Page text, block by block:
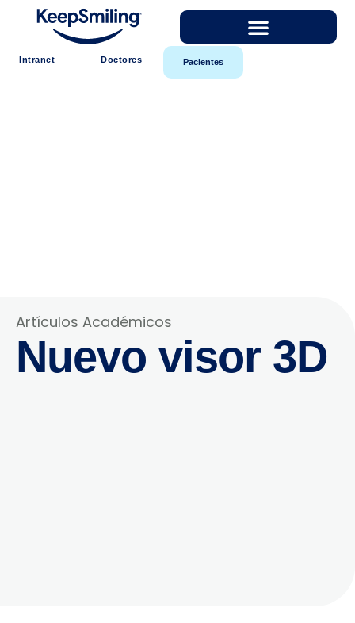
Intranet Doctores Pacientes
Artículos Académicos
Nuevo visor 3D